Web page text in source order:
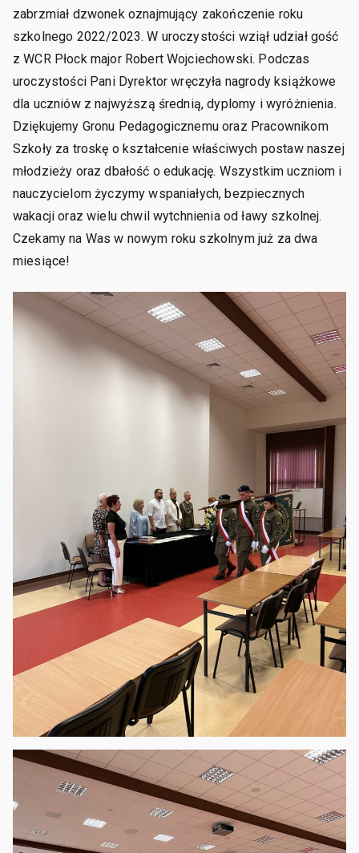
zabrzmiał dzwonek oznajmujący zakończenie roku
szkolnego 2022/2023. W uroczystości wziął udział gość
z WCR Płock major Robert Wojciechowski. Podczas
uroczystości Pani Dyrektor wręczyła nagrody książkowe
dla uczniów z najwyższą średnią, dyplomy i wyróżnienia.
Dziękujemy Gronu Pedagogicznemu oraz Pracownikom
Szkoły za troskę o kształcenie właściwych postaw naszej
młodzieży oraz dbałość o edukację. Wszystkim uczniom i
nauczycielom życzymy wspaniałych, bezpiecznych
wakacji oraz wielu chwil wytchnienia od ławy szkolnej.
Czekamy na Was w nowym roku szkolnym już za dwa
miesiące!